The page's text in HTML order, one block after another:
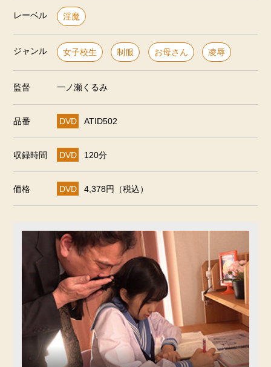
レーベル 淫魔
ジャンル 女子校生 制服 お母さん 凌辱
監督 一ノ瀬くるみ
品番 DVD ATID502
収録時間 DVD 120分
価格 DVD 4,378円（税込）